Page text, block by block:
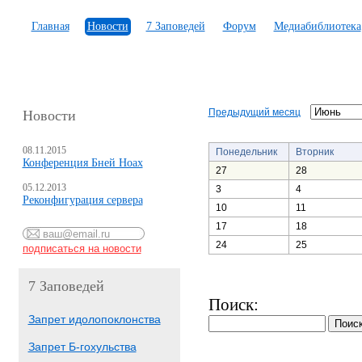
Главная Новости 7 Заповедей Форум Медиабиблиотека
Новости
08.11.2015
Конференция Бней Ноах
05.12.2013
Реконфигурация сервера
7 Заповедей
Запрет идолопоклонства
Запрет Б-гохульства
Предыдущий месяц
Понедельник
Вторник
27
28
3
4
10
11
17
18
24
25
Поиск: